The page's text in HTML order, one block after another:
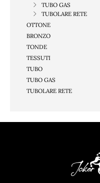
TUBO GAS
TUBOLARE RETE
OTTONE
BRONZO
TONDE
TESSUTI
TUBO
TUBO GAS
TUBOLARE RETE